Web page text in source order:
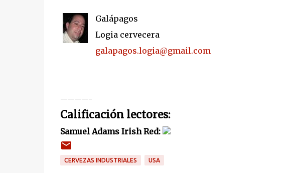
Galápagos
Logia cervecera
galapagos.logia@gmail.com
---------
Calificación lectores:
Samuel Adams Irish Red:
CERVEZAS INDUSTRIALES USA